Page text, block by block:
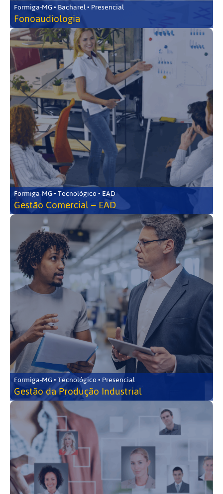
Formiga-MG • Bacharel • Presencial
Fonoaudiologia
Formiga-MG • Tecnológico • EAD
Gestão Comercial – EAD
Formiga-MG • Tecnológico • Presencial
Gestão da Produção Industrial